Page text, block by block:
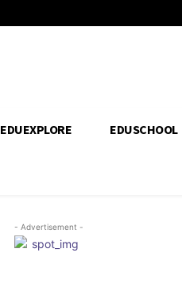
EDUEXPLORE EDUSCHOOL
- Advertisement -